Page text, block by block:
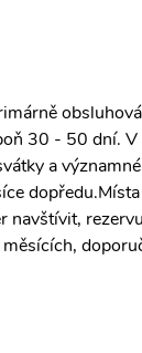
30 - 50 dní.
a